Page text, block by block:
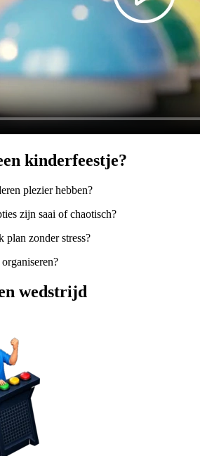
kinderfeestje?
plezier hebben?
zijn saai of chaotisch?
zonder stress?
wedstrijd